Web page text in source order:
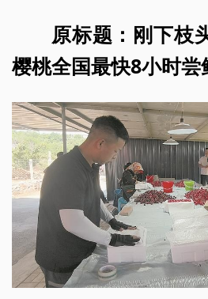
原标题：刚下枝
樱桃全国最快8小时尝